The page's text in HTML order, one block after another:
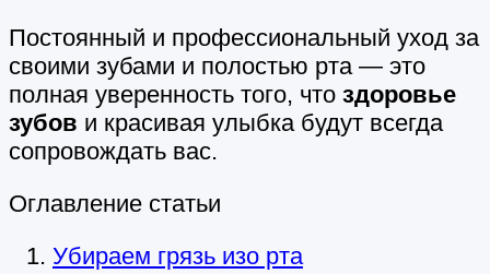
Постоянный и профессиональный уход за
своими зубами и полостью рта — это
полная уверенность того, что здоровье
зубов и красивая улыбка будут всегда
сопровождать вас.
Оглавление статьи
Убираем грязь изо рта